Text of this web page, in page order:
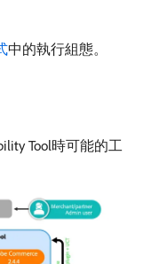
中的執行組態。
Tool時可能的工